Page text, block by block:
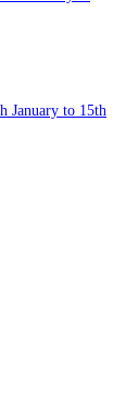
January to 15th